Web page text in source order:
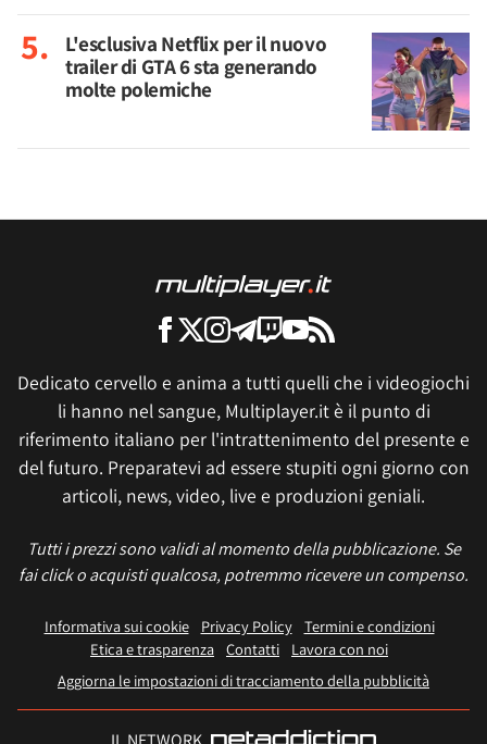
L'esclusiva Netflix per il nuovo
trailer di GTA 6 sta generando
molte polemiche
Dedicato cervello e anima a tutti quelli che i videogiochi
li hanno nel sangue, Multiplayer.it è il punto di
riferimento italiano per l'intrattenimento del presente e
del futuro. Preparatevi ad essere stupiti ogni giorno con
articoli, news, video, live e produzioni geniali.
Tutti i prezzi sono validi al momento della pubblicazione. Se
fai click o acquisti qualcosa, potremmo ricevere un compenso.
Informativa sui cookie Privacy Policy
Termini e condizioni
Etica e trasparenza Contatti
Lavora con noi
Aggiorna le impostazioni di tracciamento della pubblicità